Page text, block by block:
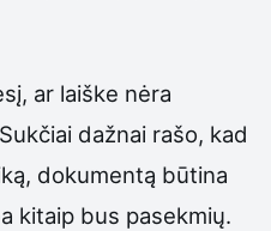
ar laiške nėra
dažnai rašo, kad
dokumentą būtina
kitaip bus pasekmių.